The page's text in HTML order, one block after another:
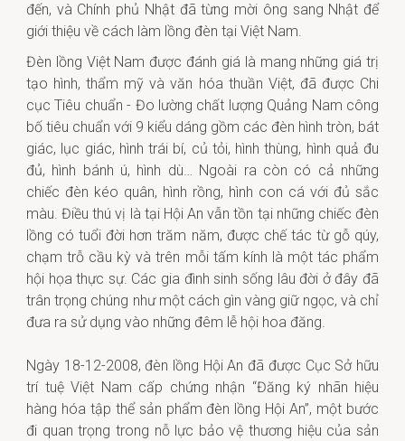
đến, và Chính phủ Nhật đã từng mời ông sang Nhật để
giới thiệu về cách làm lồng đèn tại Việt Nam.
Đèn lồng Việt Nam được đánh giá là mang những giá trị
tạo hình, thẩm mỹ và văn hóa thuần Việt, đã được Chi
cục Tiêu chuẩn - Đo lường chất lượng Quảng Nam công
bố tiêu chuẩn với 9 kiểu dáng gồm các đèn hình tròn, bát
giác, lục giác, hình trái bí, củ tỏi, hình thùng, hình quả đu
đủ, hình bánh ú, hình dù… Ngoài ra còn có cả những
chiếc đèn kéo quân, hình rồng, hình con cá với đủ sắc
màu. Điều thú vị là tại Hội An vẫn tồn tại những chiếc đèn
lồng có tuổi đời hơn trăm năm, được chế tác từ gỗ qúy,
chạm trỗ cầu kỳ và trên mỗi tấm kính là một tác phẩm
hội họa thực sự. Các gia đình sinh sống lâu đời ở đây đã
trân trọng chúng như một cách gìn vàng giữ ngọc, và chỉ
đưa ra sử dụng vào những đêm lễ hội hoa đăng.
Ngày 18-12-2008, đèn lồng Hội An đã được Cục Sở hữu
trí tuệ Việt Nam cấp chứng nhận “Đăng ký nhãn hiệu
hàng hóa tập thể sản phẩm đèn lồng Hội An”, một bước
đi quan trọng trong nỗ lực bảo vệ thương hiệu của sản